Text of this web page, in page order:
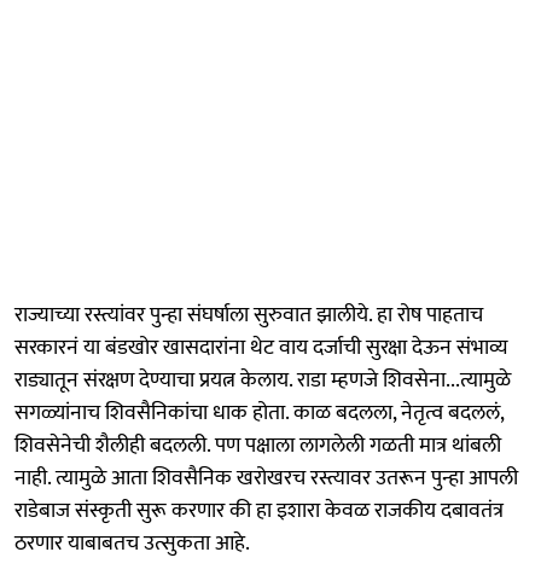
राज्याच्या रस्त्यांवर पुन्हा संघर्षाला सुरुवात झालीये. हा रोष पाहताच
सरकारनं या बंडखोर खासदारांना थेट वाय दर्जाची सुरक्षा देऊन संभाव्य
राड्यातून संरक्षण देण्याचा प्रयत्न केलाय. राडा म्हणजे शिवसेना...त्यामुळे
सगळ्यांनाच शिवसैनिकांचा धाक होता. काळ बदलला, नेतृत्व बदललं,
शिवसेनेची शैलीही बदलली. पण पक्षाला लागलेली गळती मात्र थांबली
नाही. त्यामुळे आता शिवसैनिक खरोखरच रस्त्यावर उतरून पुन्हा आपली
राडेबाज संस्कृती सुरू करणार की हा इशारा केवळ राजकीय दबावतंत्र
ठरणार याबाबतच उत्सुकता आहे.